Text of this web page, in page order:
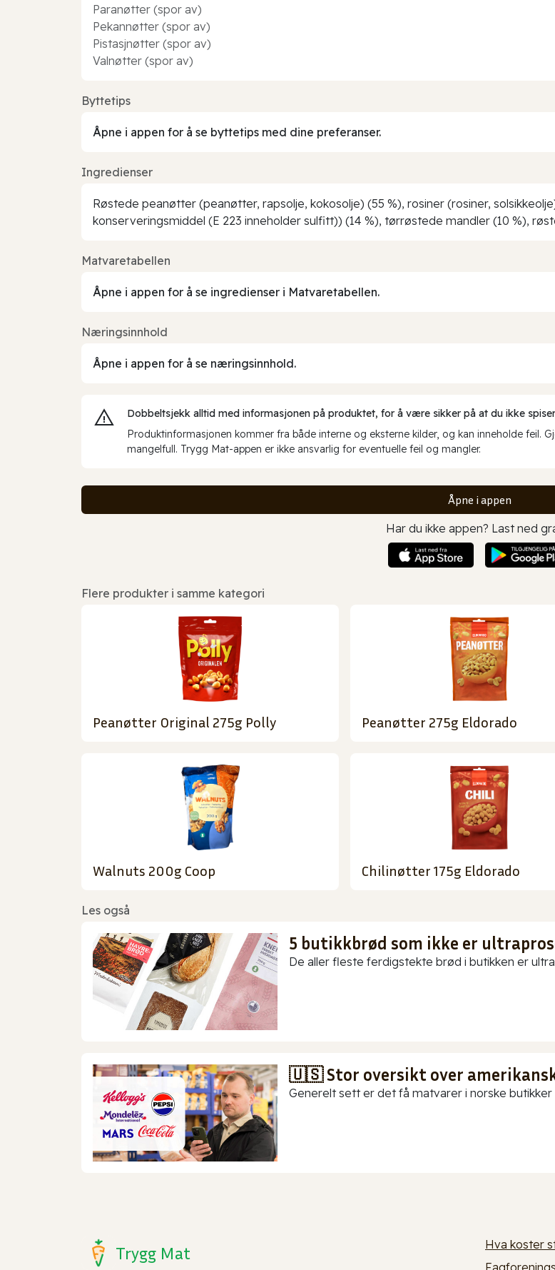
Paranøtter (spor av)
Pekannøtter (spor av)
Pistasjnøtter (spor av)
Valnøtter (spor av)
Byttetips
Åpne i appen for å se byttetips med dine preferanser.
Ingredienser
Røstede peanøtter (peanøtter, rapsolje, kokosolje) (55 %), rosiner (rosiner,
konserveringsmiddel (E 223 inneholder sulfitt)) (14 %), tørrøstede mandler (10 %),
Matvaretabellen
Åpne i appen for å se ingredienser i Matvaretabellen.
Næringsinnhold
Åpne i appen for å se næringsinnhold.
Dobbeltsjekk alltid med informasjonen på produktet, for å være sikker på at du ikke
Produktinformasjonen kommer fra både interne og eksterne kilder, og kan inneholde feil.
mangelfull. Trygg Mat-appen er ikke ansvarlig for eventuelle feil og mangler.
Åpne i appen
Har du ikke appen? Last ned
Flere produkter i samme kategori
Peanøtter Original 275g Polly Peanøtter 275g Eldorado
Walnuts 200g Coop Chilinøtter 175g Eldorado
Les også
5 butikkbrød som ikke er
De aller fleste ferdigstekte brød i butikken er
🇺🇸 Stor oversikt over
Generelt sett er det få matvarer i norske butikker
Trygg Mat
Hva koster